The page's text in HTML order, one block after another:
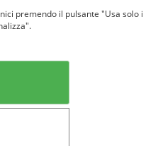
premendo il pulsante "Usa solo i